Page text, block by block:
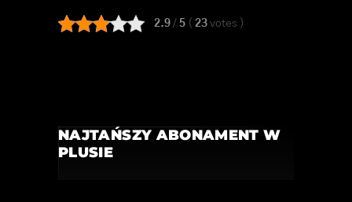
2.9 / 5 ( 23 votes )
NAJTAŃSZY ABONAMENT W
PLUSIE